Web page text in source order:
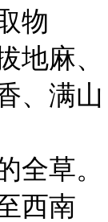
物
地麻、
、满山
全草。
西南